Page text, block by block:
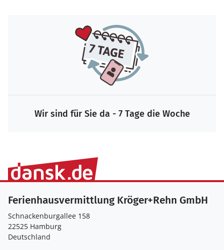
Wir sind für Sie da - 7 Tage die Woche
Ferienhausvermittlung Kröger+Rehn GmbH
Schnackenburgallee 158
22525 Hamburg
Deutschland